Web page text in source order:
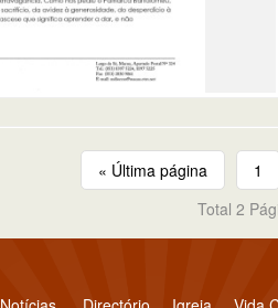
« Última página 1
Total 2